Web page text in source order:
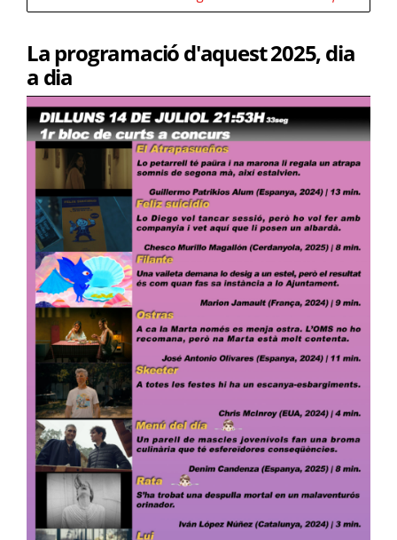
La programació d'aquest 2025, dia
a dia